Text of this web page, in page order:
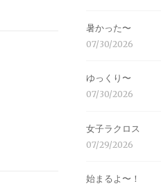
暑かった〜
07/30/2026
ゆっくり〜
07/30/2026
女子ラクロス
07/29/2026
始まるよ〜！